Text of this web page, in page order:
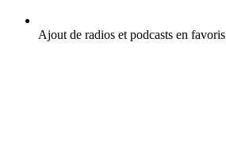
Ajout de radios et podcasts en favoris